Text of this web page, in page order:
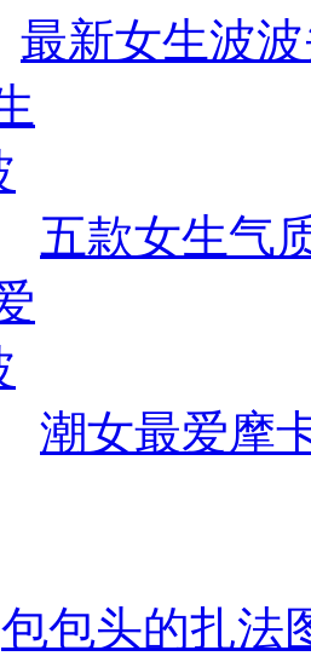
最新女生波
五款女生气
潮女最爱摩
包包头的扎法